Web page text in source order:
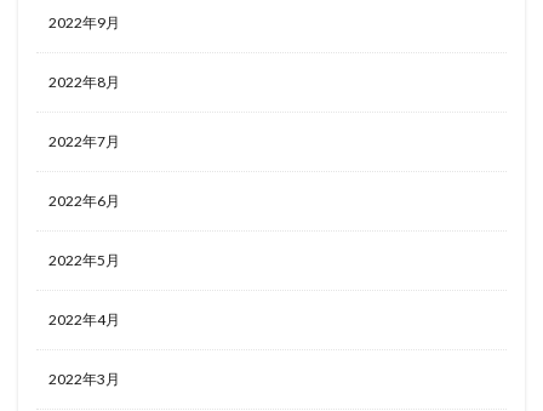
2022年9月
2022年8月
2022年7月
2022年6月
2022年5月
2022年4月
2022年3月